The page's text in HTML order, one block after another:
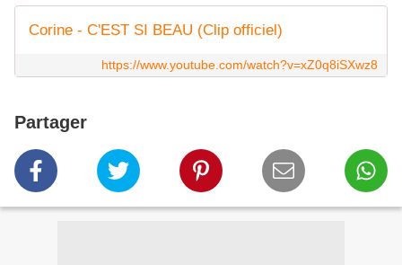
Corine - C'EST SI BEAU (Clip officiel)
https://www.youtube.com/watch?v=xZ0q8iSXwz8
Partager